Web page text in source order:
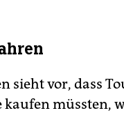
sieht vor, dass
müssten,